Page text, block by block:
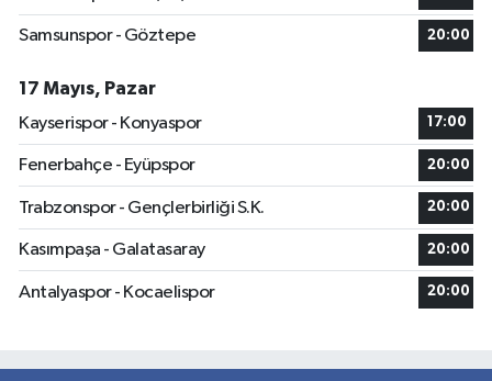
Samsunspor - Göztepe 20:00
17 Mayıs, Pazar
Kayserispor - Konyaspor
17:00
Fenerbahçe - Eyüpspor 20:00
Trabzonspor - Gençlerbirliği S.K. 20:00
Kasımpaşa - Galatasaray 20:00
Antalyaspor - Kocaelispor 20:00